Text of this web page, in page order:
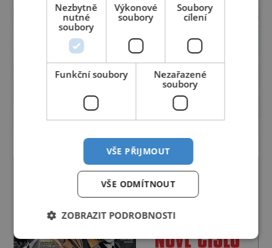
Nezbytně
nutné
soubory
Výkonové
soubory
Soubory
cílení
Funkční soubory
Nezařazené
soubory
VŠE PŘIJMOUT
VŠE ODMÍTNOUT
ZOBRAZIT PODROBNOSTI